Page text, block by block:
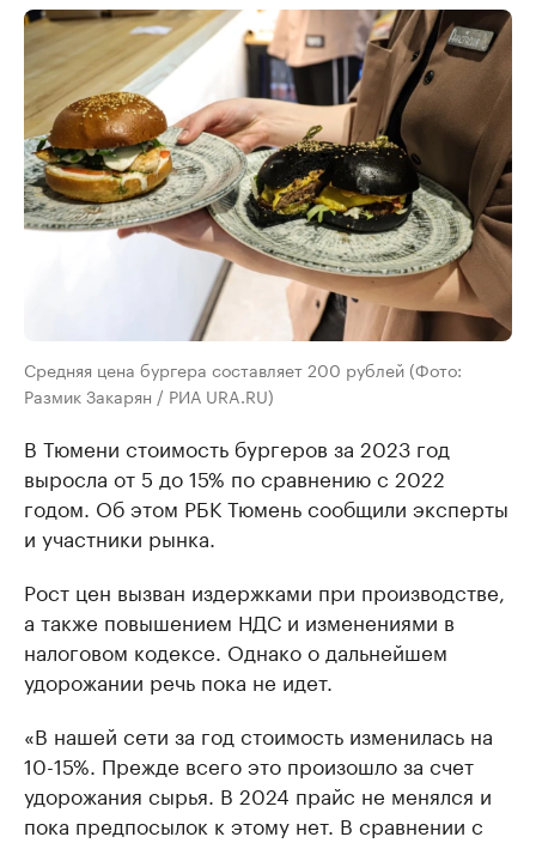
Средняя цена бургера составляет 200 рублей (Фото:
Размик Закарян / РИА URA.RU)
В Тюмени стоимость бургеров за 2023 год
выросла от 5 до 15% по сравнению с 2022
годом. Об этом РБК Тюмень сообщили эксперты
и участники рынка.
Рост цен вызван издержками при производстве,
а также повышением НДС и изменениями в
налоговом кодексе. Однако о дальнейшем
удорожании речь пока не идет.
«В нашей сети за год стоимость изменилась на
10-15%. Прежде всего это произошло за счет
удорожания сырья. В 2024 прайс не менялся и
пока предпосылок к этому нет. ⁠В сравнении с